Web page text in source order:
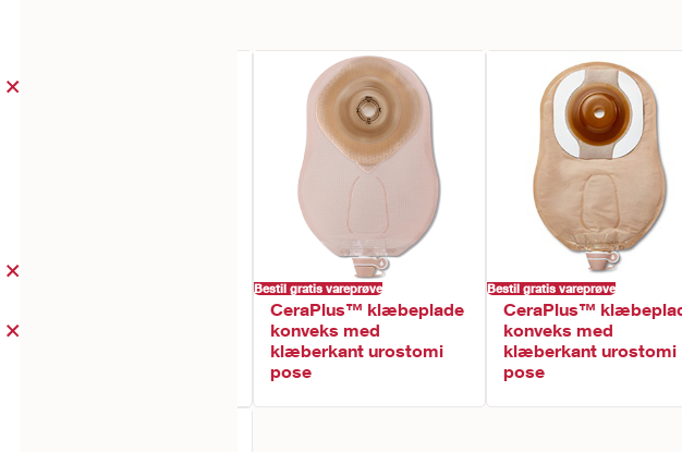
Bestil gratis vareprøve
CeraPlus™ klæbeplade
konveks med
klæberkant urostomi
pose
Bestil gratis vareprøve
CeraPlus™
konveks med
klæberkant urostomi
pose